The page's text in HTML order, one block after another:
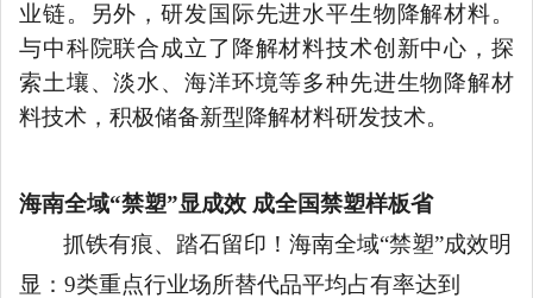
业链。另外，研发国际先进水平生物降解材料。
与中科院联合成立了降解材料技术创新中心，探
索土壤、淡水、海洋环境等多种先进生物降解材
料技术，积极储备新型降解材料研发技术。
海南全域“禁塑”显成效 成全国禁塑样板省
抓铁有痕、踏石留印！海南全域“禁塑”成效明
显：9类重点行业场所替代品平均占有率达到